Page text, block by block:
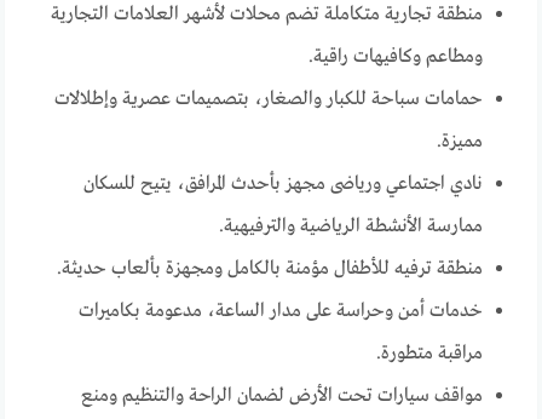
منطقة تجارية متكاملة تضم محلات لأشهر العلامات التجارية
ومطاعم وكافيهات راقية.
حمامات سباحة للكبار والصغار، بتصميمات عصرية وإطلالات
مميزة.
نادي اجتماعي ورياضى مجهز بأحدث المرافق، يتيح للسكان
ممارسة الأنشطة الرياضية والترفيهية.
منطقة ترفيه للأطفال مؤمنة بالكامل ومجهزة بألعاب حديثة.
خدمات أمن وحراسة على مدار الساعة، مدعومة بكاميرات
مراقبة متطورة.
مواقف سيارات تحت الأرض لضمان الراحة والتنظيم ومنع